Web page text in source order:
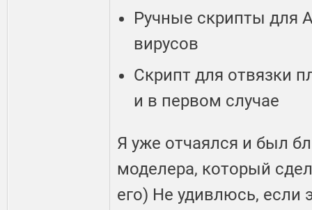
Ручные скрипты для
вирусов
Скрипт для отвязки
и в первом случае
Я уже отчаялся и был
моделера, который
его) Не удивлюсь, если